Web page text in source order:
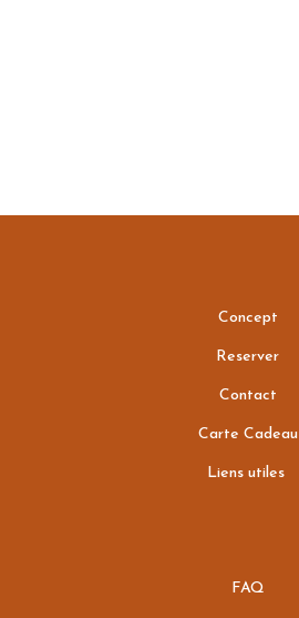
Concept
Reserver
Contact
Carte Cadeau
Liens utiles
FAQ